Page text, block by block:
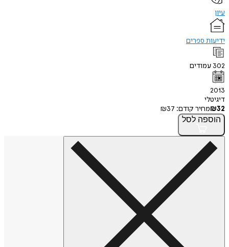
עיון
ידיעות ספרים
302 עמודים
2013
דיגיטלי
₪32 מחיר קודם: ₪37
הוספה לסל